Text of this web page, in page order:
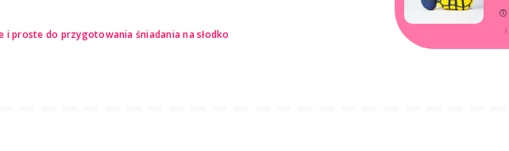
i proste do przygotowania śniadania na słodko